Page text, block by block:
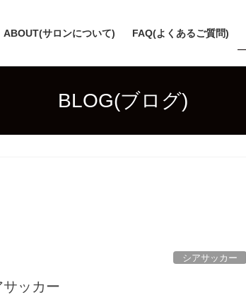
ABOUT(サロンについて) FAQ(よくあるご質問)
BLOG(ブログ)
シアサッカー
ッカー